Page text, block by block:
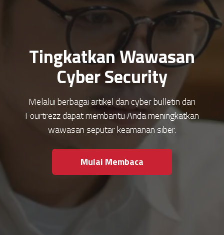
Tingkatkan Wawasan
Cyber Security
Melalui berbagai artikel dan cyber bulletin dari
Fourtrezz dapat membantu Anda meningkatkan
wawasan seputar keamanan siber.
Mulai Membaca